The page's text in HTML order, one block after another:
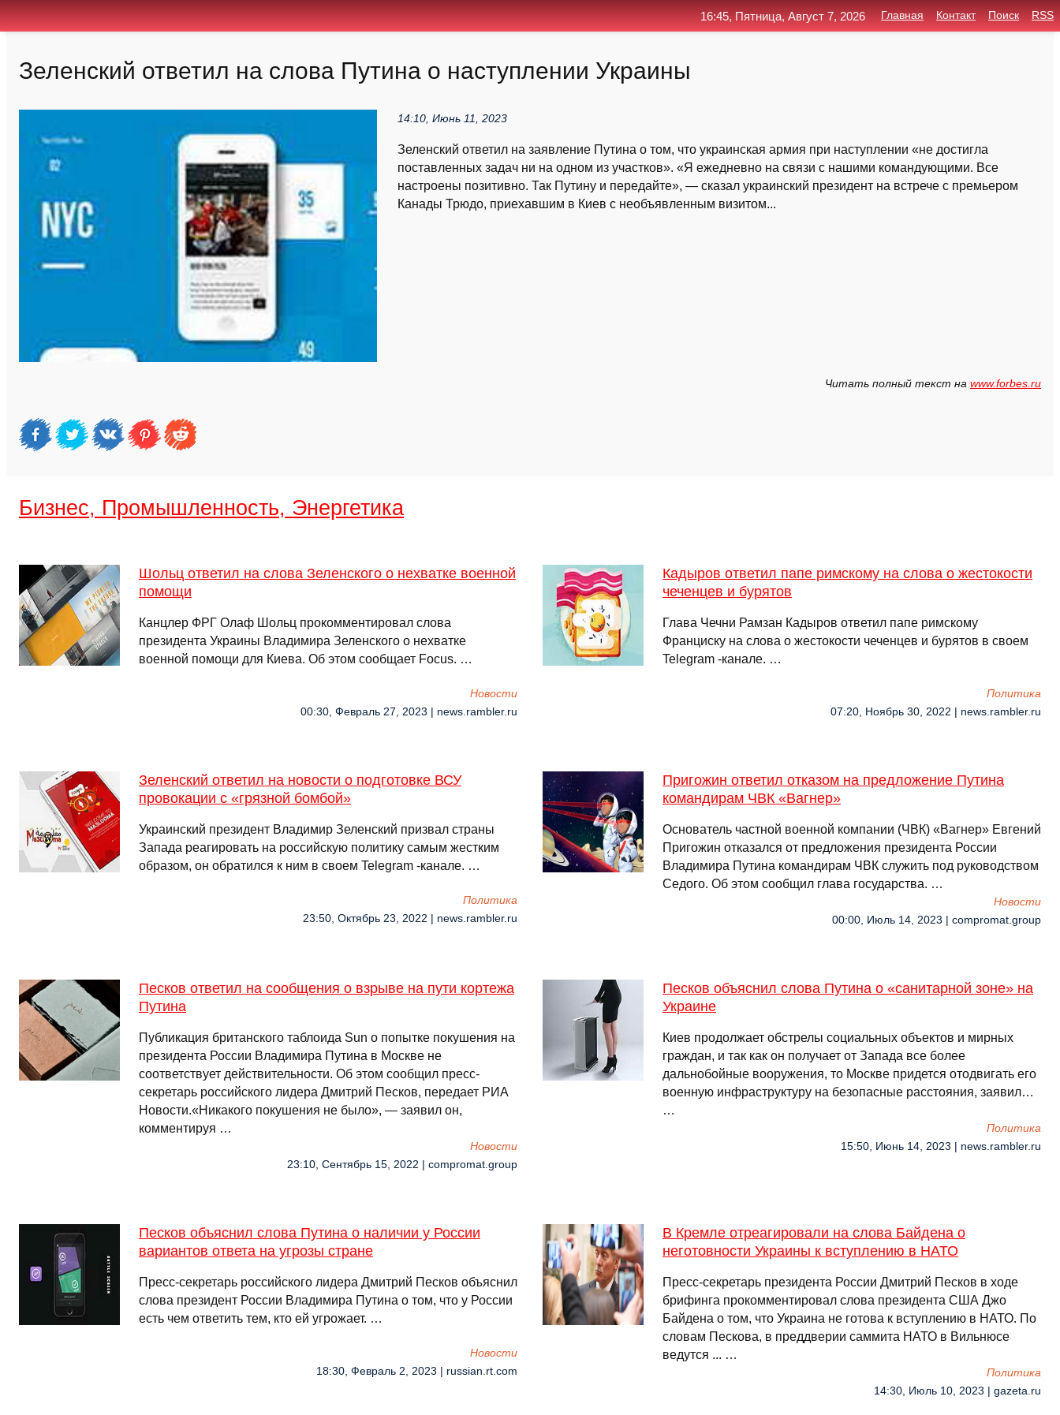
Зеленский ответил на слова Путина о наступлении Украины
14:10, Июнь 11, 2023
Зеленский ответил на заявление Путина о том, что украинская армия при наступлении «не достигла
поставленных задач ни на одном из участков». «Я ежедневно на связи с нашими командующими. Все
настроены позитивно. Так Путину и передайте», — сказал украинский президент на встрече с премьером
Канады Трюдо, приехавшим в Киев с необъявленным визитом...
Читать полный текст на www.forbes.ru
Бизнес, Промышленность, Энергетика
Шольц ответил на слова Зеленского о нехватке военной
помощи
Канцлер ФРГ Олаф Шольц прокомментировал слова
президента Украины Владимира Зеленского о нехватке
военной помощи для Киева. Об этом сообщает Focus. …
Новости
00:30, Февраль 27, 2023 | news.rambler.ru
Кадыров ответил папе римскому на слова о жестокости
чеченцев и бурятов
Глава Чечни Рамзан Кадыров ответил папе римскому
Франциску на слова о жестокости чеченцев и бурятов в своем
Telegram -канале. …
Политика
07:20, Ноябрь 30, 2022 | news.rambler.ru
Зеленский ответил на новости о подготовке ВСУ
провокации с «грязной бомбой»
Украинский президент Владимир Зеленский призвал страны
Запада реагировать на российскую политику самым жестким
образом, он обратился к ним в своем Telegram -канале. …
Политика
23:50, Октябрь 23, 2022 | news.rambler.ru
Пригожин ответил отказом на предложение Путина
командирам ЧВК «Вагнер»
Основатель частной военной компании (ЧВК) «Вагнер» Евгений
Пригожин отказался от предложения президента России
Владимира Путина командирам ЧВК служить под руководством
Седого. Об этом сообщил глава государства. …
Новости
00:00, Июль 14, 2023 | compromat.group
Песков ответил на сообщения о взрыве на пути кортежа
Путина
Публикация британского таблоида Sun о попытке покушения на
президента России Владимира Путина в Москве не
соответствует действительности. Об этом сообщил пресс-
секретарь российского лидера Дмитрий Песков, передает РИА
Новости.«Никакого покушения не было», — заявил он,
комментируя …
Новости
23:10, Сентябрь 15, 2022 | compromat.group
Песков объяснил слова Путина о «санитарной зоне» на
Украине
Киев продолжает обстрелы социальных объектов и мирных
граждан, и так как он получает от Запада все более
дальнобойные вооружения, то Москве придется отодвигать его
военную инфраструктуру на безопасные расстояния, заявил…
…
Политика
15:50, Июнь 14, 2023 | news.rambler.ru
Песков объяснил слова Путина о наличии у России
вариантов ответа на угрозы стране
Пресс-секретарь российского лидера Дмитрий Песков объяснил
слова президент России Владимира Путина о том, что у России
есть чем ответить тем, кто ей угрожает. …
Новости
18:30, Февраль 2, 2023 | russian.rt.com
В Кремле отреагировали на слова Байдена о
неготовности Украины к вступлению в НАТО
Пресс-секретарь президента России Дмитрий Песков в ходе
брифинга прокомментировал слова президента США Джо
Байдена о том, что Украина не готова к вступлению в НАТО. По
словам Пескова, в преддверии саммита НАТО в Вильнюсе
ведутся ... …
Политика
14:30, Июль 10, 2023 | gazeta.ru
16:45, Пятница, Август 7, 2026 Главная Контакт Поиск RSS